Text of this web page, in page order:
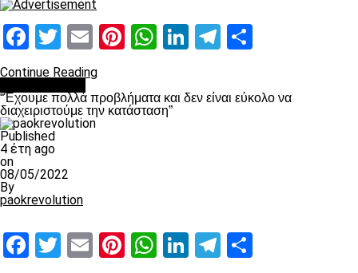
Facebook
Twitter
EmailPinterest
WhatsApp
LinkedIn
Telegram
Continue Reading
“Έχουμε πολλά προβλήματα και δεν είναι εύκολο να
διαχειριστούμε την κατάσταση”
Published
4 έτη ago
on
08/05/2022
By
paokrevolution
Facebook
Twitter
EmailPinterest
WhatsApp
LinkedIn
Telegram